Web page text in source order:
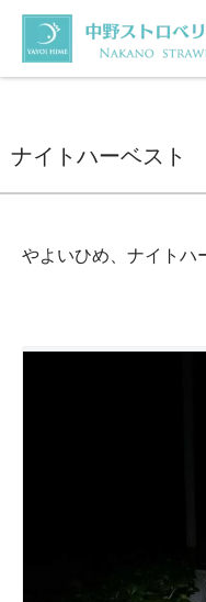
ホーム いちご
ナイトハーベスト
やよいひめ、ナイトハ